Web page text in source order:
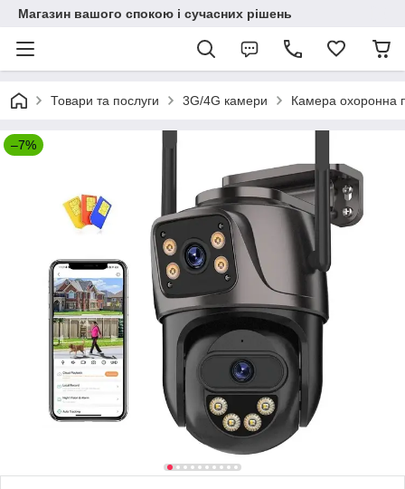
Магазин вашого спокою і сучасних рішень
Товари та послуги 3G/4G камери Камера охоронна
–7%